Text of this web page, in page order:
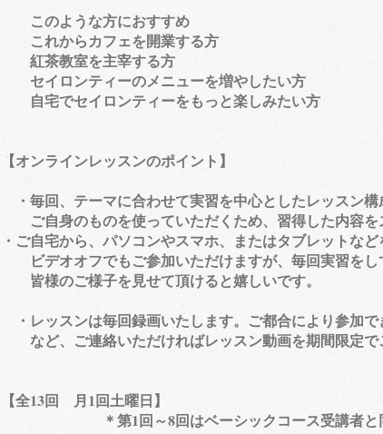
このような方におすすめ
これからカフェを開業する方
​ 紅茶教室を主宰する方
セイロンティーのメニューを増やしたい方
​ 自宅でセイロンティーをもっと楽しみたい方
【オンラインレッスンのポイント】
・毎回、テーマに合わせて実習を中心としたレッスン
ご自身のものを使っていただくため、習得した内容を
・ご自宅から、パソコンやスマホ、またはタブレットな
ビデオオフでもご参加いただけますが、毎回実習をし
皆様のご様子を見せて頂けると嬉しいです。
・レッスンは毎回録画いたします。ご都合により参加
など、ご連絡いただければレッスン動画を期間限定で
【全13回 月1回土曜日】
＊第1回～8回はベーシック​コース受講者と同